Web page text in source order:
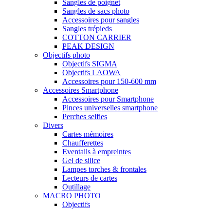
Sangles de poignet
Sangles de sacs photo
Accessoires pour sangles
Sangles trépieds
COTTON CARRIER
PEAK DESIGN
Objectifs photo
Objectifs SIGMA
Objectifs LAOWA
Accessoires pour 150-600 mm
Accessoires Smartphone
Accessoires pour Smartphone
Pinces universelles smartphone
Perches selfies
Divers
Cartes mémoires
Chaufferettes
Eventails à empreintes
Gel de silice
Lampes torches & frontales
Lecteurs de cartes
Outillage
MACRO PHOTO
Objectifs